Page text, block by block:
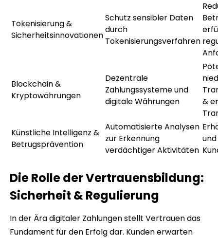
Tokenisierung &
Sicherheitsinnovationen
Schutz sensibler Daten
durch
Tokenisierungsverfahren
Blockchain &
Kryptowährungen
Dezentrale
Zahlungssysteme und
digitale Währungen
&
Künstliche Intelligenz &
Betrugsprävention
Automatisierte Analysen
zur Erkennung
verdächtiger Aktivitäten
Die Rolle der Vertrauensbildung:
Sicherheit & Regulierung
In der Ära digitaler Zahlungen stellt Vertrauen das
Fundament für den Erfolg dar. Kunden erwarten